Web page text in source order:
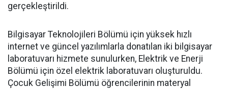
gerçekleştirildi.
Bilgisayar Teknolojileri Bölümü için yüksek hızlı
internet ve güncel yazılımlarla donatılan iki bilgisayar
laboratuvarı hizmete sunulurken, Elektrik ve Enerji
Bölümü için özel elektrik laboratuvarı oluşturuldu.
Çocuk Gelişimi Bölümü öğrencilerinin materyal